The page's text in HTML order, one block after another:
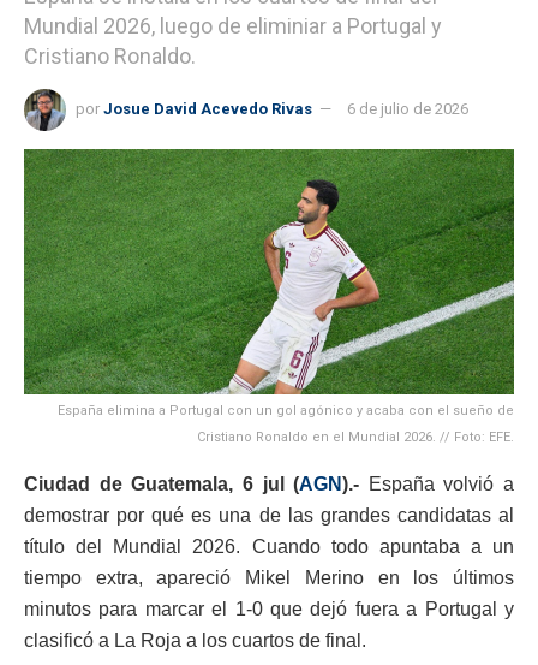
Mundial 2026, luego de eliminiar a Portugal y
Cristiano Ronaldo.
por Josue David Acevedo Rivas 6 de julio de 2026
España elimina a Portugal con un gol agónico y acaba con el sueño de
Cristiano Ronaldo en el Mundial 2026. // Foto: EFE.
Ciudad de Guatemala, 6 jul (AGN).- España volvió a
demostrar por qué es una de las grandes candidatas al
título del Mundial 2026. Cuando todo apuntaba a un
tiempo extra, apareció Mikel Merino en los últimos
minutos para marcar el 1-0 que dejó fuera a Portugal y
clasificó a La Roja a los cuartos de final.